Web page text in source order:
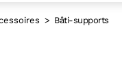
Bâti-supports